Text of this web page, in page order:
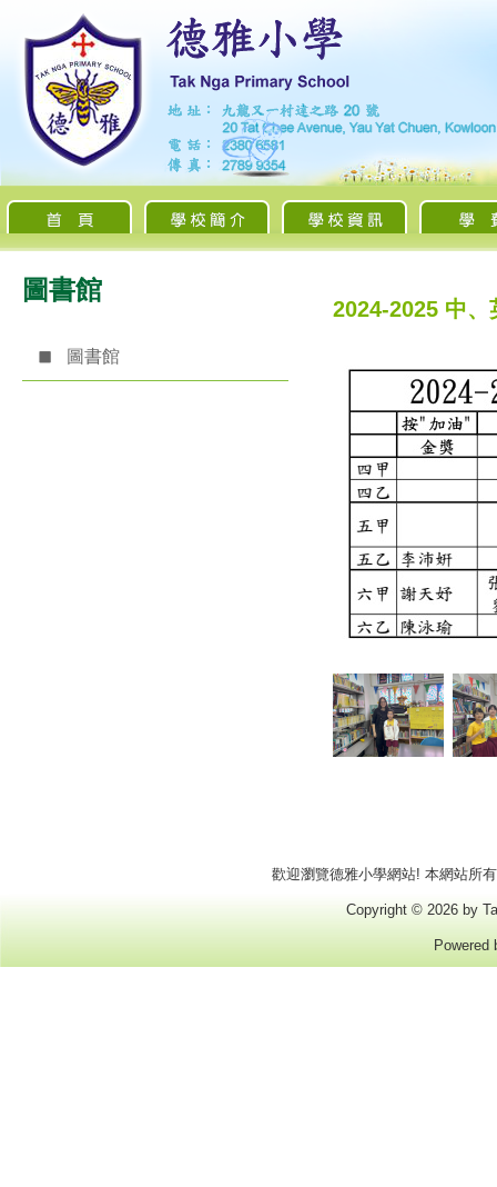
圖書館
圖書館
2024-2025 中
歡迎瀏覽德雅小學網站! 本網站所
Copyright © 2026 by
Powered